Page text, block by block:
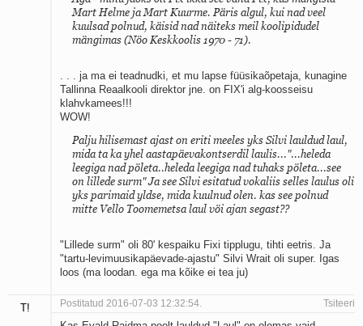
Mart Helme ja Mart Kuurme. Päris algul, kui nad veel
kuulsad polnud, käisid nad näiteks meil koolipidudel
mängimas (Nöo Keskkoolis 1970 - 71).
. . . ja ma ei teadnudki, et mu lapse füüsikaõpetaja, kunagine
Tallinna Reaalkooli direktor jne. on FIX'i alg-koosseisu
klahvkamees!!!
WOW!
Palju hilisemast ajast on eriti meeles yks Silvi lauldud laul,
mida ta ka yhel aastapäevakontserdil laulis..."...heleda
leegiga nad pöleta..heleda leegiga nad tuhaks pöleta...see
on lillede surm" Ja see Silvi esitatud vokaliis selles laulus oli
yks parimaid yldse, mida kuulnud olen. kas see polnud
mitte Vello Toomemetsa laul vöi ajan segast??
"Lillede surm" oli 80' kespaiku Fixi tipplugu, tihti eetris. Ja
"tartu-levimuusikapäevade-ajastu" Silvi Wrait oli super. Igas
loos (ma loodan. ega ma kõike ei tea ju)
T! Postitatud 2016-07-03 12:32:54. Tsiteeri